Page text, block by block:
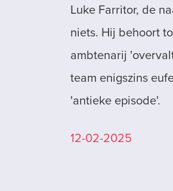
Luke Farritor, de
niets. Hij behoort
ambtenarij
team enigszins
'antieke episode'.
12-02-2025